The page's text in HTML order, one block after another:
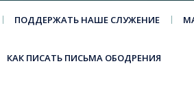
ПОДДЕРЖАТЬ НАШЕ СЛУЖЕНИЕ
КАК ПИСАТЬ ПИСЬМА ОБОДРЕНИЯ